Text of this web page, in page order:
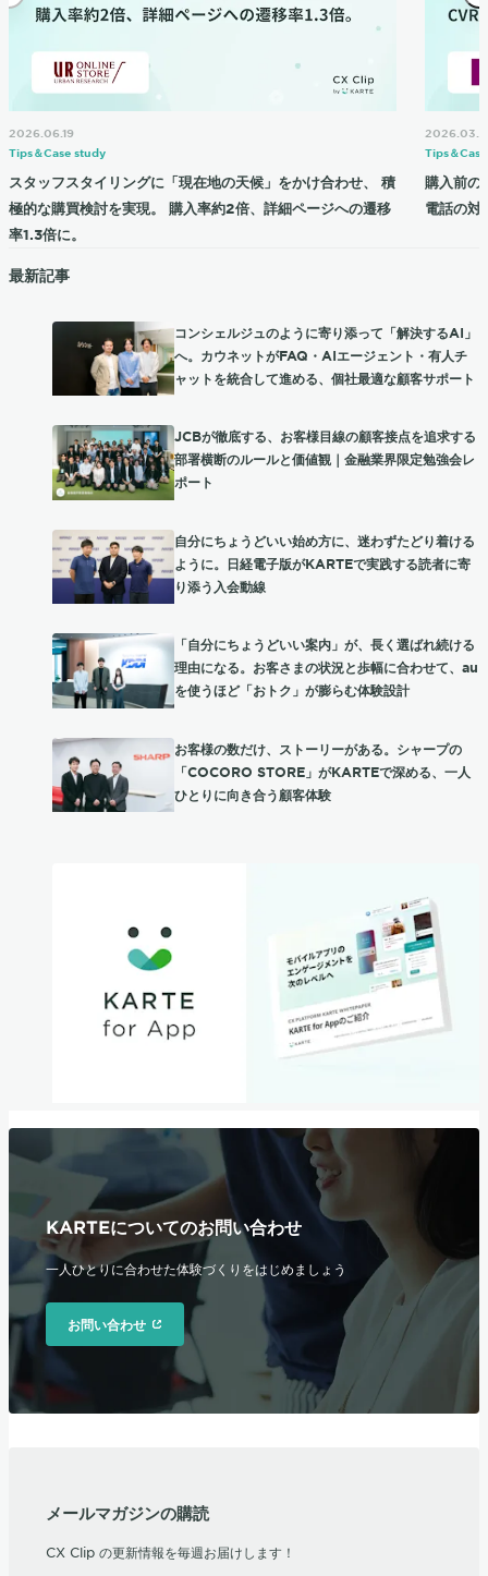
2026.06.19
Tips＆Case study
スタッフスタイリングに「現在地の天候」をかけ合わせ、 積
極的な購買検討を実現。 購入率約2倍、詳細ページへの遷移
率1.3倍に。
Tips＆
購入前の
電話の
最新記事
コンシェルジュのように寄り添って「解決するAI」
へ。カウネットがFAQ・AIエージェント・有人チ
ャットを統合して進める、個社最適な顧客サポート
JCBが徹底する、お客様目線の顧客接点を追求する
部署横断のルールと価値観｜金融業界限定勉強会レ
ポート
自分にちょうどいい始め方に、迷わずたどり着ける
ように。日経電子版がKARTEで実践する読者に寄
り添う入会動線
「自分にちょうどいい案内」が、長く選ばれ続ける
理由になる。お客さまの状況と歩幅に合わせて、au
を使うほど「おトク」が膨らむ体験設計
お客様の数だけ、ストーリーがある。シャープの
「COCORO STORE」がKARTEで深める、一人
ひとりに向き合う顧客体験
KARTEについてのお問い合わせ
一人ひとりに合わせた体験づくりをはじめましょう
お問い合わせ
メールマガジンの購読
CX Clip の更新情報を毎週お届けします！